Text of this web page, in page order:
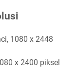
1080 x 2448
x 2400 piksel